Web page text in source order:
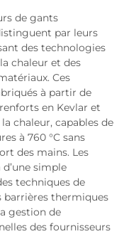
de gants
par leurs
des technologies
chaleur et des
Ces
à partir de
en Kevlar et
chaleur, capables de
à 760 °C sans
des mains. Les
simple
techniques de
thermiques
gestion de
des fournisseurs